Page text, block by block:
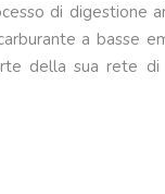
di digestione
a basse
della sua rete di